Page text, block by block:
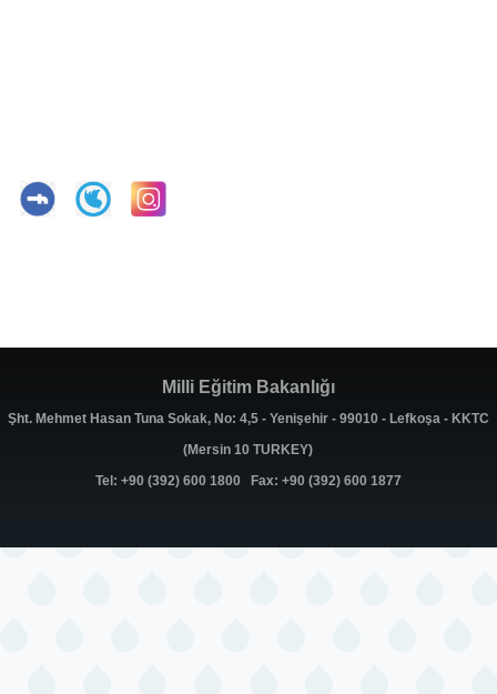
Milli Eğitim Bakanlığı
Şht. Mehmet Hasan Tuna Sokak, No: 4,5 - Yenişehir - 99010 - Lefkoşa - KKTC
(Mersin 10 TURKEY)
Tel: +90 (392) 600 1800 Fax: +90 (392) 600 1877